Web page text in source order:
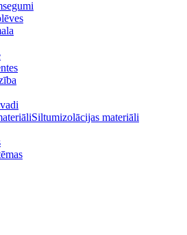
Siltumizolācijas materiāli